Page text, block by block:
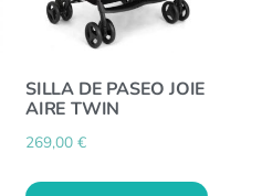
SILLA DE PASEO JOIE
AIRE TWIN
269,00 €